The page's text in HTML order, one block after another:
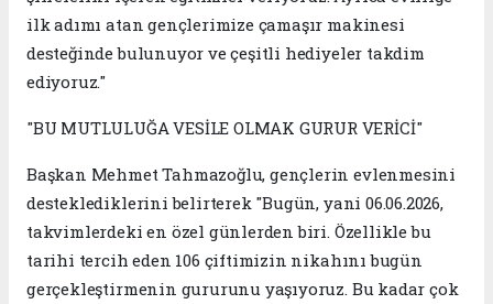
ilk adımı atan gençlerimize çamaşır makinesi
desteğinde bulunuyor ve çeşitli hediyeler takdim
ediyoruz."
"BU MUTLULUĞA VESİLE OLMAK GURUR VERİCİ"
Başkan Mehmet Tahmazoğlu, gençlerin evlenmesini
desteklediklerini belirterek "Bugün, yani 06.06.2026,
takvimlerdeki en özel günlerden biri. Özellikle bu
tarihi tercih eden 106 çiftimizin nikahını bugün
gerçekleştirmenin gururunu yaşıyoruz. Bu kadar çok